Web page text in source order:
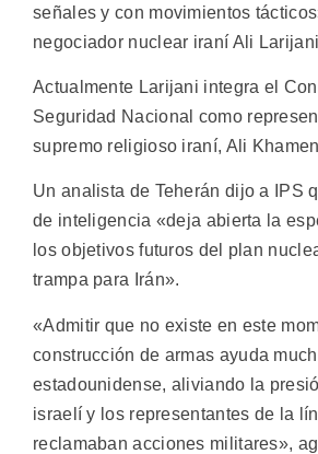
señales y con movimientos
negociador nuclear iraní Ali
Actualmente Larijani integra el
Seguridad Nacional como
supremo religioso iraní, Ali
Un analista de Teherán dijo a IPS
de inteligencia «deja abierta la
los objetivos futuros del plan
trampa para Irán».
«Admitir que no existe en este
construcción de armas ayuda
estadounidense, aliviando la
israelí y los representantes de la
reclamaban acciones militares»,